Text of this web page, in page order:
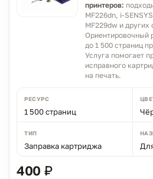
принтеров:
MF226dn, i-
MF229dw и
Ориентировочный
до 1 500 страниц
Услуга помогает
исправного
на печать.
РЕСУРС
1 500 страниц
ТИП
Заправка картриджа
400 ₽